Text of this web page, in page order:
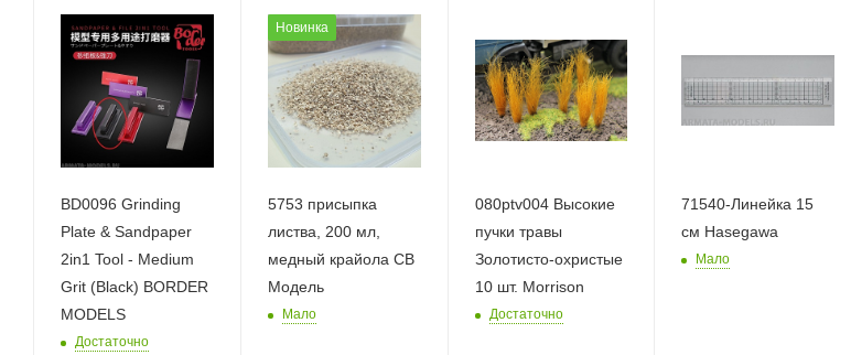
BD0096 Grinding
Plate & Sandpaper
2in1 Tool - Medium
Grit (Black) BORDER
MODELS
Достаточно
Новинка
5753 присыпка
листва, 200 мл,
медный крайола СВ
Модель
Мало
080ptv004 Высокие
пучки травы
Золотисто-охристые
10 шт. Morrison
Достаточно
71540-Линейка 15
см Hasegawa
Мало